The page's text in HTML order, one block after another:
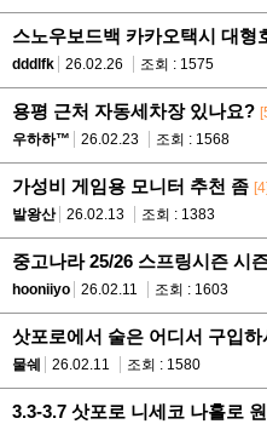
스노우보드백 카카오택시 대형
dddlfk
26.02.26 조회 : 1575
용평 근처 자동세차장 있나요?
우하하™
26.02.23 조회 : 1568
가성비 게임용 모니터 추천 좀 [4]
발왕산
26.02.13 조회 : 1383
중고나라 25/26 스프링시즌 시
hooniiyo
26.02.11 조회 : 1603
삿포로에서 술은 어디서 구입하
물쉐
26.02.11 조회 : 1580
3.3-3.7 삿포로 니세코 나홀로